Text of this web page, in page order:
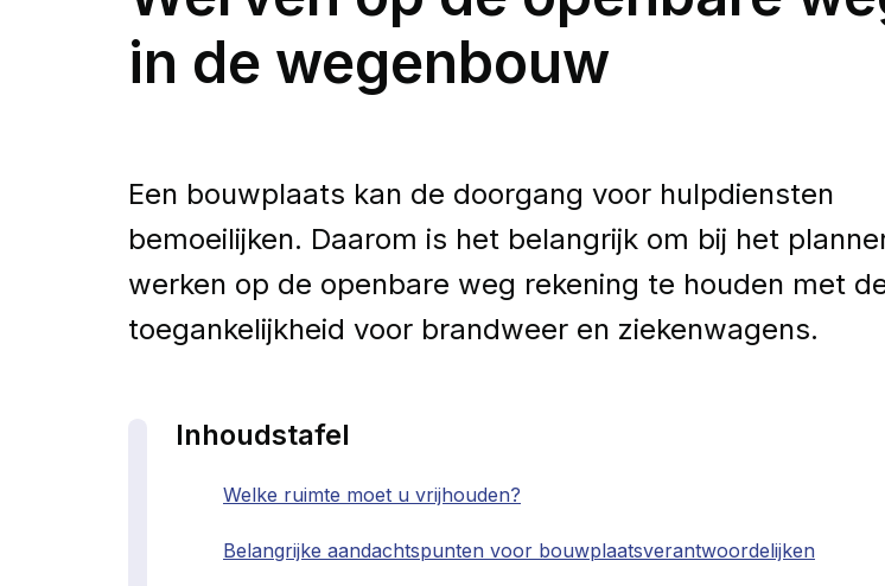
in de wegenbouw
Een bouwplaats kan de doorgang voor hulpdiensten
bemoeilijken. Daarom is het belangrijk om bij het
werken op de openbare weg rekening te houden met
toegankelijkheid voor brandweer en ziekenwagens.
Inhoudstafel
Welke ruimte moet u vrijhouden?
Belangrijke aandachtspunten voor bouwplaatsverantwoordelijken